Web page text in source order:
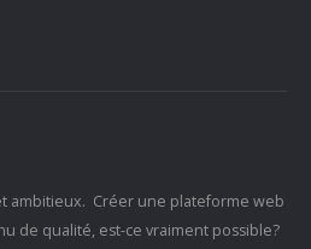
ambitieux. Créer une plateforme web
de qualité, est-ce vraiment possible?